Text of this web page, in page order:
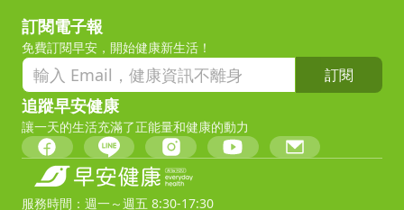
訂閱電子報
免費訂閱早安，開始健康新生活！
訂閱
追蹤早安健康
讓一天的生活充滿了正能量和健康的動力
服務時間：週一～週五 8:30-17:30